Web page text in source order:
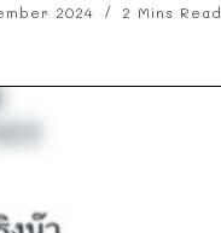
2024 2 Mins Read